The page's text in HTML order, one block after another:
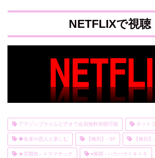
NETFLIXで視聴
アマゾンプライムビデオで会員無料視聴可能 ネット
◆友達や恋人と楽しむ 【種別】- SF 【種別】
★雰囲気 - ドラマチック ♦展開 - ハラハラドキドキ